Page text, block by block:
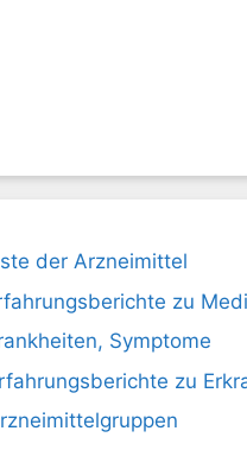
der Arzneimittel
zu
Symptome
zu